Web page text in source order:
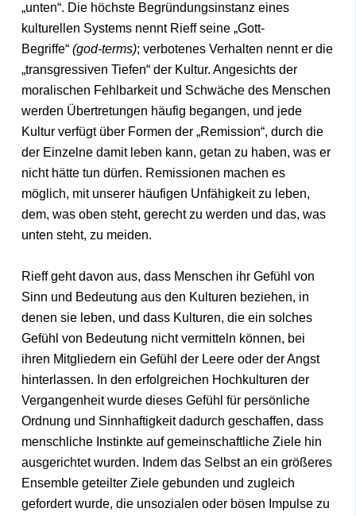
„unten“. Die höchste Begründungsinstanz eines
kulturellen Systems nennt Rieff seine „Gott-
Begriffe“ (god-terms); verbotenes Verhalten nennt er die
„transgressiven Tiefen“ der Kultur. Angesichts der
moralischen Fehlbarkeit und Schwäche des Menschen
werden Übertretungen häufig begangen, und jede
Kultur verfügt über Formen der „Remission“, durch die
der Einzelne damit leben kann, getan zu haben, was er
nicht hätte tun dürfen. Remissionen machen es
möglich, mit unserer häufigen Unfähigkeit zu leben,
dem, was oben steht, gerecht zu werden und das, was
unten steht, zu meiden.
Rieff geht davon aus, dass Menschen ihr Gefühl von
Sinn und Bedeutung aus den Kulturen beziehen, in
denen sie leben, und dass Kulturen, die ein solches
Gefühl von Bedeutung nicht vermitteln können, bei
ihren Mitgliedern ein Gefühl der Leere oder der Angst
hinterlassen. In den erfolgreichen Hochkulturen der
Vergangenheit wurde dieses Gefühl für persönliche
Ordnung und Sinnhaftigkeit dadurch geschaffen, dass
menschliche Instinkte auf gemeinschaftliche Ziele hin
ausgerichtet wurden. Indem das Selbst an ein größeres
Ensemble geteilter Ziele gebunden und zugleich
gefordert wurde, die unsozialen oder bösen Impulse zu